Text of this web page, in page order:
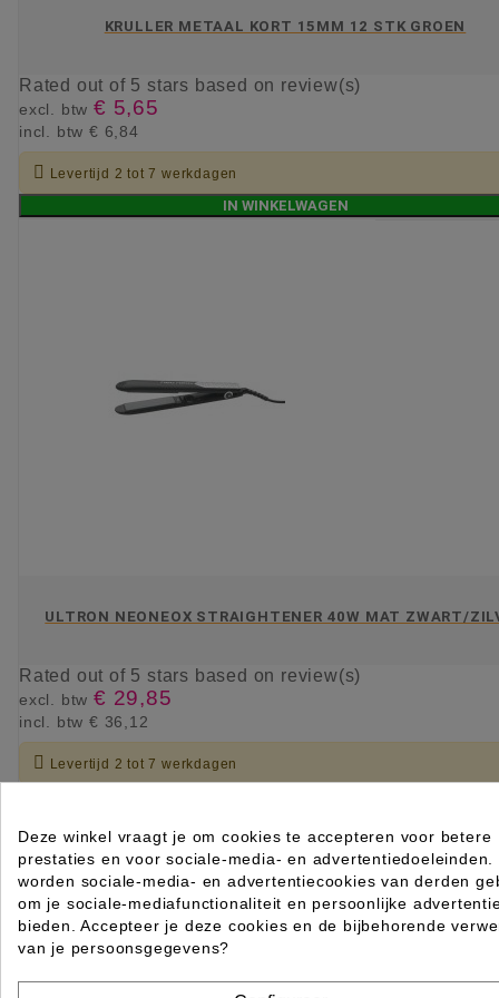
KRULLER METAAL KORT 15MM 12 STK GROEN
Rated out of 5 stars based on review(s)
excl. btw € 5,65
incl. btw € 6,84
 Levertijd 2 tot 7 werkdagen
IN WINKELWAGEN
ULTRON NEONEOX STRAIGHTENER 40W MAT ZWART/
Rated out of 5 stars based on review(s)
excl. btw € 29,85
incl. btw € 36,12
 Levertijd 2 tot 7 werkdagen
Deze winkel vraagt je om cookies te accepteren voor betere
prestaties en voor sociale-media- en advertentiedoeleinden.
worden sociale-media- en advertentiecookies van derden
om je sociale-mediafunctionaliteit en persoonlijke
bieden. Accepteer je deze cookies en de bijbehorende
van je persoonsgegevens?